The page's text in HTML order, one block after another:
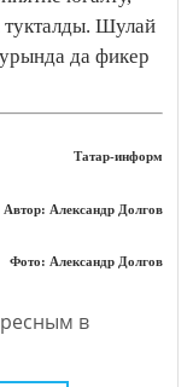
тукталды. Шулай
да фикер
Татар-информ
Автор: Александр Долгов
Фото: Александр Долгов
в